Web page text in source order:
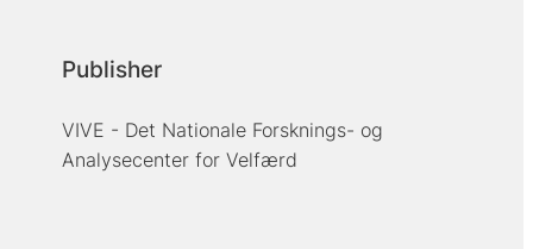
Publisher
VIVE - Det Nationale Forsknings- og
Analysecenter for Velfærd